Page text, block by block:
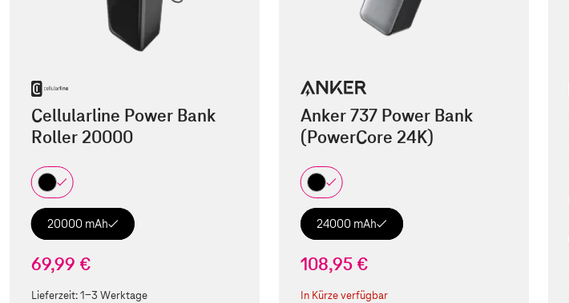
Cellularline Power Bank
Roller 20000
20000 mAh
69,99 €
Lieferzeit:1-3 Werktage
Anker 737 Power Bank
(PowerCore 24K)
24000 mAh
108,95 €
In Kürze verfügbar